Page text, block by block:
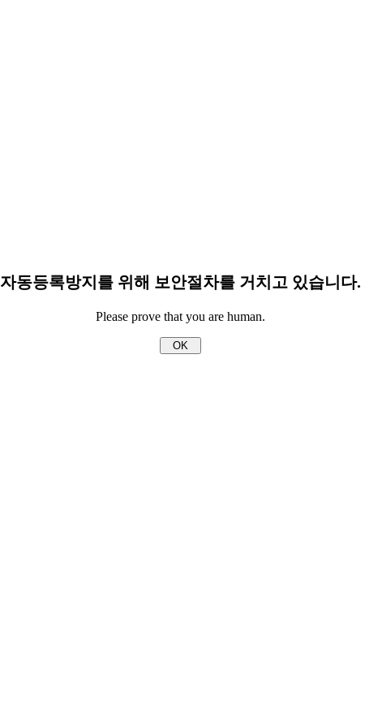
자동등록방지를 위해 보안절차를 거치고 있습니다.
Please prove that you are human.